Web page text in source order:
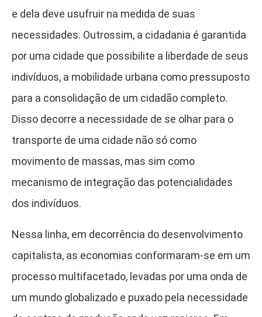
e dela deve usufruir na medida de suas
necessidades. Outrossim, a cidadania é garantida
por uma cidade que possibilite a liberdade de seus
indivíduos, a mobilidade urbana como pressuposto
para a consolidação de um cidadão completo.
Disso decorre a necessidade de se olhar para o
transporte de uma cidade não só como
movimento de massas, mas sim como
mecanismo de integração das potencialidades
dos indivíduos.
Nessa linha, em decorrência do desenvolvimento
capitalista, as economias conformaram-se em um
processo multifacetado, levadas por uma onda de
um mundo globalizado e puxado pela necessidade